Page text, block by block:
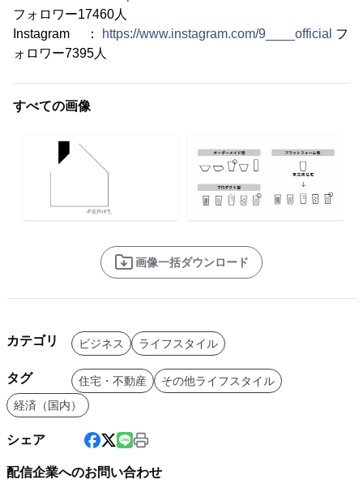
フォロワー17460人
Instagram ：
https://www.instagram.com/9____official フ
ォロワー7395人
すべての画像
画像一括ダウンロード
カテゴリ ビジネス ライフスタイル
タグ 住宅・不動産
その他ライフスタイル
経済（国内）
シェア
配信企業へのお問い合わせ